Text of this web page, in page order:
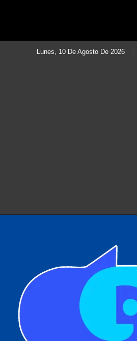
Lunes, 10 De Agosto De 2026